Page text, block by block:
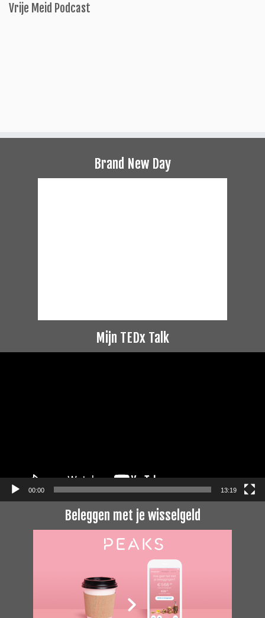
Vrije Meid Podcast
Brand New Day
Mijn TEDx Talk
00:00 13:19
Beleggen met je wisselgeld